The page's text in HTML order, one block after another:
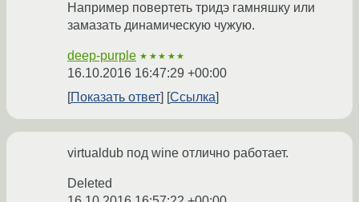
Например повертеть тридэ гамняшку или
замазать динамическую чужую.
deep-purple ★★★★★
16.10.2016 16:47:29 +00:00
Показать ответ
Ссылка
virtualdub под wine отлично работает.
Deleted